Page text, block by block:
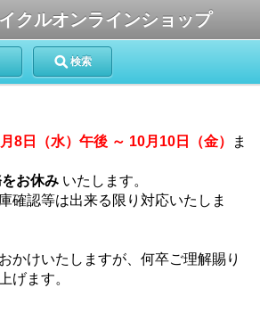
クルオンラインショップ
検索
8日（水）午後 ～ 10月10日（金）
ま
お休み いたします。
確認等は出来る限り対応いたしま
かけいたしますが、何卒ご理解賜り
げます。